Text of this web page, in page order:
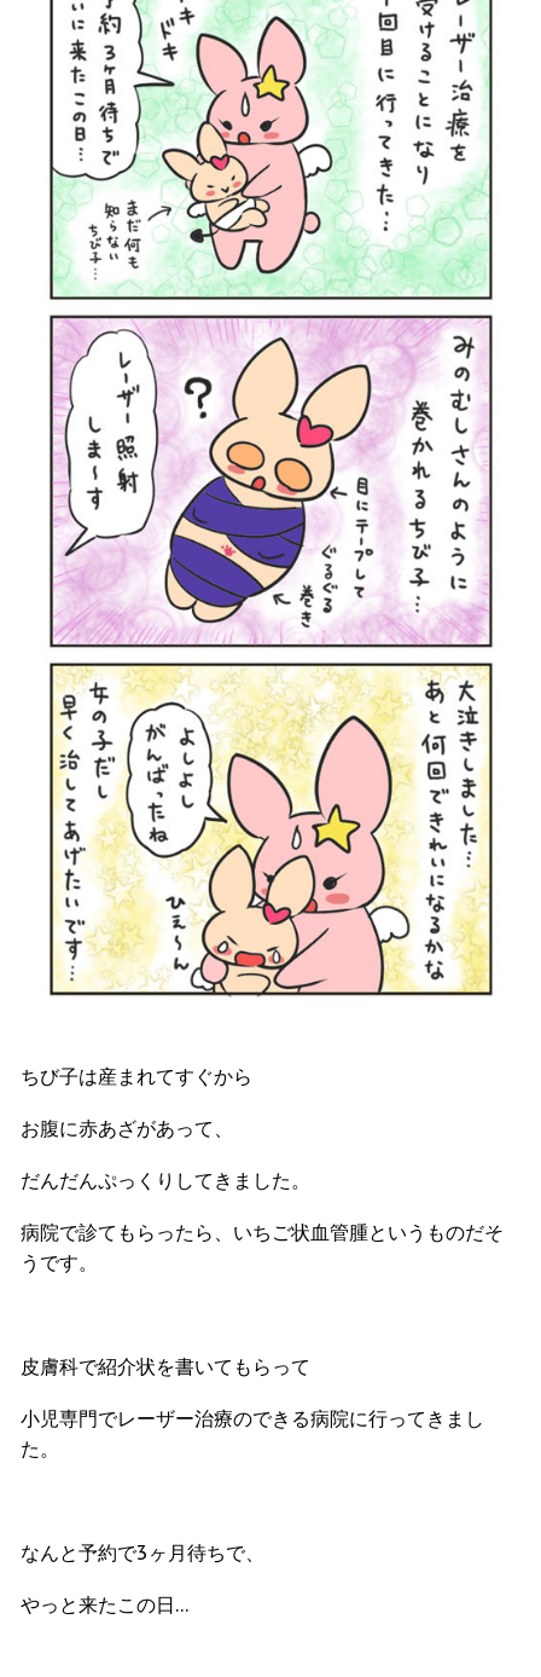
ちび子は産まれてすぐから
お腹に赤あざがあって、
だんだんぷっくりしてきました。
病院で診てもらったら、いちご状血管腫というものだそ
うです。
皮膚科で紹介状を書いてもらって
小児専門でレーザー治療のできる病院に行ってきまし
た。
なんと予約で3ヶ月待ちで、
やっと来たこの日…